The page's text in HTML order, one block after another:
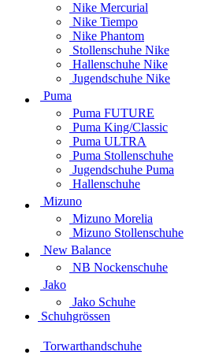
Nike Mercurial
Nike Tiempo
Nike Phantom
Stollenschuhe Nike
Hallenschuhe Nike
Jugendschuhe Nike
Puma
Puma FUTURE
Puma King/Classic
Puma ULTRA
Puma Stollenschuhe
Jugendschuhe Puma
Hallenschuhe
Mizuno
Mizuno Morelia
Mizuno Stollenschuhe
New Balance
NB Nockenschuhe
Jako
Jako Schuhe
Schuhgrössen
Torwarthandschuhe